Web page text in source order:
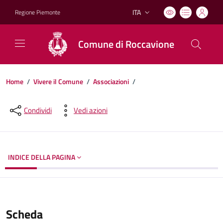
Regione Piemonte Lingua attiva:
ITA
Comune di Roccavione
Home / Vivere il Comune / Associazioni /
Dettagli del documento
Condividi Vedi azioni
INDICE DELLA PAGINA
Scheda